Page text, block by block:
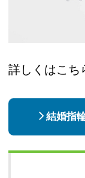
詳しくはこち
結婚指